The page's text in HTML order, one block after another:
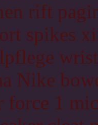
rift
spikes
Nike
force 1